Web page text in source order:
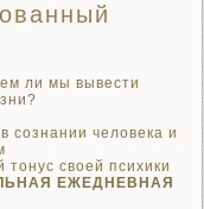
ли мы вывести
сознании человека и
своей психики
ЕЖЕДНЕВНАЯ